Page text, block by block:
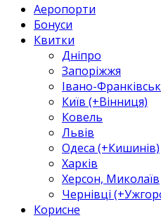
Аеропорти
Бонуси
Квитки
Дніпро
Запоріжжя
Івано-Франківськ
Київ (+Вінниця)
Ковель
Львів
Одеса (+Кишинів)
Харків
Херсон, Миколаїв
Чернівці
Корисне